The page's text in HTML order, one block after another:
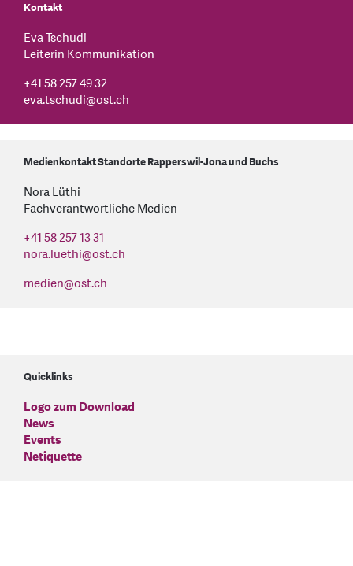
Kontakt
Eva Tschudi
Leiterin Kommunikation
+41 58 257 49 32
eva.tschudi@ost.ch
Medienkontakt Standorte Rapperswil-Jona und Buchs
Nora Lüthi
Fachverantwortliche Medien
+41 58 257 13 31
nora.luethi@ost.ch
medien@ost.ch
Quicklinks
Logo zum Download
News
Events
Netiquette